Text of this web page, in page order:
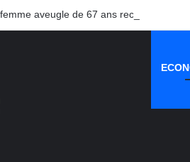
aveugle de 67 ans recouvre la